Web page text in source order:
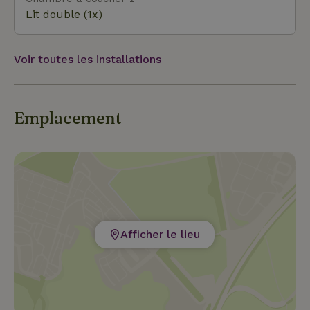
Lit double (1x)
Voir toutes les installations
Emplacement
Afficher le lieu